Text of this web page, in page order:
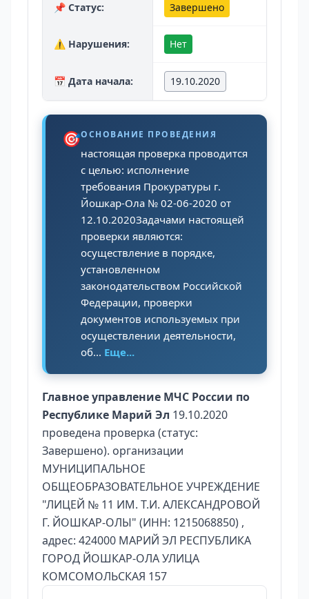
📌 Статус: Завершено
⚠️ Нарушения: Нет
📅 Дата начала: 19.10.2020
🎯ОСНОВАНИЕ ПРОВЕДЕНИЯ
настоящая проверка проводится
с целью: исполнение
требования Прокуратуры г.
Йошкар-Ола № 02-06-2020 от
12.10.2020Задачами настоящей
проверки являются:
осуществление в порядке,
установленном
законодательством Российской
Федерации, проверки
документов используемых при
осуществлении деятельности,
об... Еще...
Главное управление МЧС России по
Республике Марий Эл 19.10.2020
проведена проверка (статус:
Завершено). организации
МУНИЦИПАЛЬНОЕ
ОБЩЕОБРАЗОВАТЕЛЬНОЕ УЧРЕЖДЕНИЕ
"ЛИЦЕЙ № 11 ИМ. Т.И. АЛЕКСАНДРОВОЙ
Г. ЙОШКАР-ОЛЫ" (ИНН: 1215068850) ,
адрес: 424000 МАРИЙ ЭЛ РЕСПУБЛИКА
ГОРОД ЙОШКАР-ОЛА УЛИЦА
КОМСОМОЛЬСКАЯ 157